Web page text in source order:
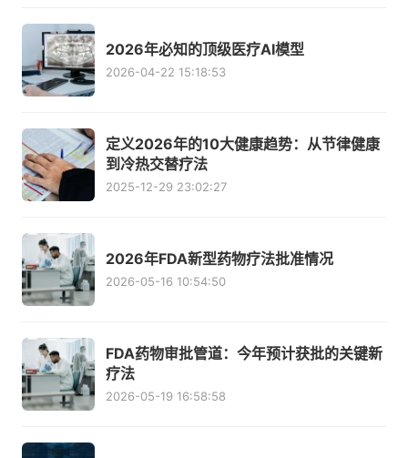
2026年必知的顶级医疗AI模型
2026-04-22 15:18:53
定义2026年的10大健康趋势：从节律健康
到冷热交替疗法
2025-12-29 23:02:27
2026年FDA新型药物疗法批准情况
2026-05-16 10:54:50
FDA药物审批管道：今年预计获批的关键新
疗法
2026-05-19 16:58:58